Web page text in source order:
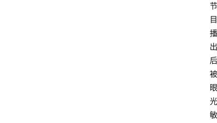
节
目
播
出
后
被
眼
光
敏